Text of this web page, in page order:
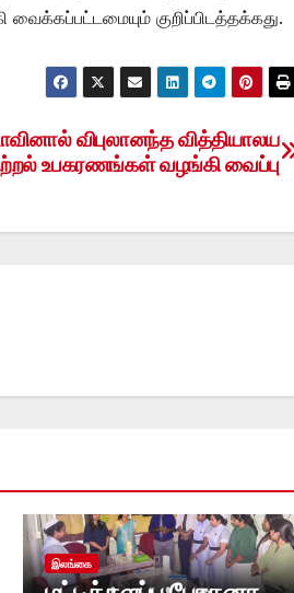
குறிப்பிடத்தக்கது.
விபுலானந்த வித்தியாலய
உபகரணங்கள் வழங்கி வைப்பு
இலங்கை